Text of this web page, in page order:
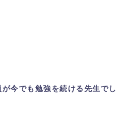
が今でも勉強を続ける先生でし